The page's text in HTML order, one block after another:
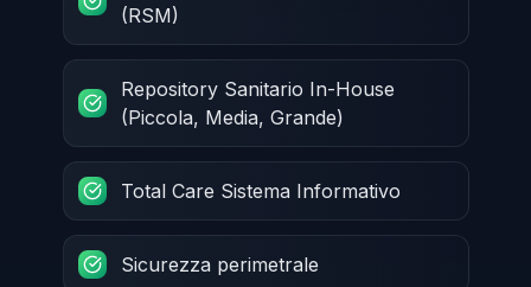
(RSM)
Repository Sanitario In-House
(Piccola, Media, Grande)
Total Care Sistema Informativo
Sicurezza perimetrale